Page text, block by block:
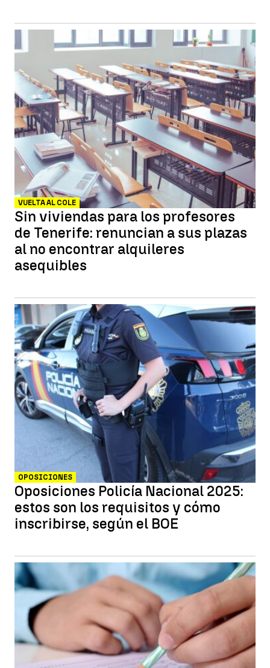
VUELTA AL COLE
Sin viviendas para los profesores
de Tenerife: renuncian a sus plazas
al no encontrar alquileres
asequibles
OPOSICIONES
Oposiciones Policía Nacional 2025:
estos son los requisitos y cómo
inscribirse, según el BOE